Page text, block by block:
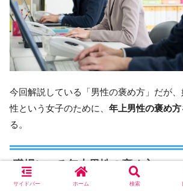
今回解説している「男性の褒め方」だが
性という女子のために、 年上男性の褒め方
る。
職場にいる年上男性の褒め方
サイドバー ホーム 検索